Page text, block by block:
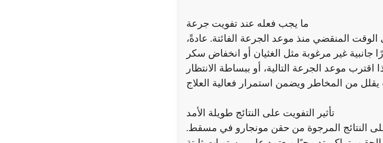
ما يجب فعله عند تفويت جرعة
المنقضي منذ موعد الجرعة الفائتة. عادةً،
غير مرغوبة مثل الغثيان أو انخفاض سكر
موعد الجرعة التالية، أو ببساطة الانتظار
تأثير التفويت على النتائج طويلة الأمد
النتائج المرجوة من حقن مونجارو في مسقط.